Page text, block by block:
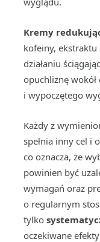
Kremy
kofeiny, ekstraktu
działaniu
opuchliznę
i wypoczętego
Każdy z
spełnia inny cel i
co oznacza, że
powinien być
wymagań oraz
o regularnym
tylko
oczekiwane